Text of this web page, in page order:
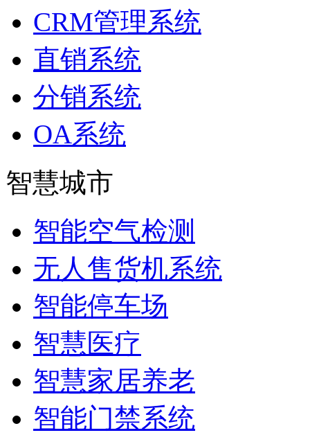
CRM管理系统
直销系统
分销系统
OA系统
智慧城市
智能空气检测
无人售货机系统
智能停车场
智慧医疗
智慧家居养老
智能门禁系统